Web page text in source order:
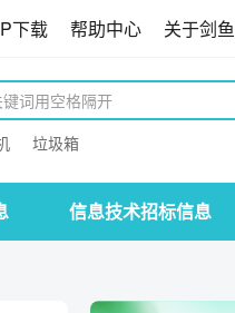
下载 帮助中心 关于剑鱼
垃圾箱
信息技术招标信息